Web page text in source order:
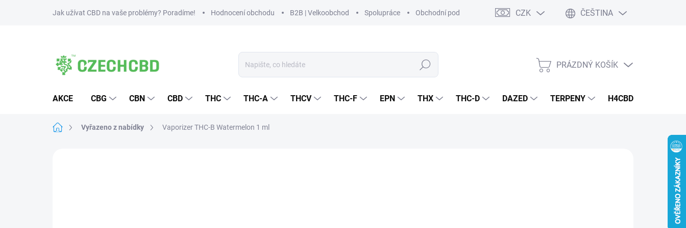
Jak užívat CBD na vaše problémy? Poradíme! Hodnocení obchodu B2B | Velkoobchod Spolupráce Obchodní podmínky Podmínky ochrany osobních údajů
CZK ČEŠTINA
Hledat
NÁKUPNÍ
PRÁZDNÝ KOŠÍK
AKCE CBG CBN CBD THC THC-A THCV THC-F EPN THX THC-D DAZED TERPENY H4CBD
Domů Vyřazeno z nabídky Vaporizer THC-B Watermelon 1 ml